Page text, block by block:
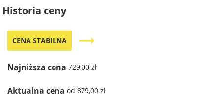
Historia ceny
CENA STABILNA trending_flat
Najniższa cena 729,00 zł
Aktualna cena od 879,00 zł